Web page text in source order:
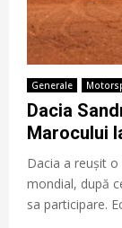
Generale
Dacia
Marocului
Dacia a reușit
mondial, după
sa participare.